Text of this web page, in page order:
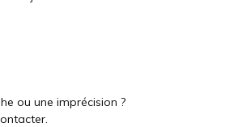
ou une imprécision ?